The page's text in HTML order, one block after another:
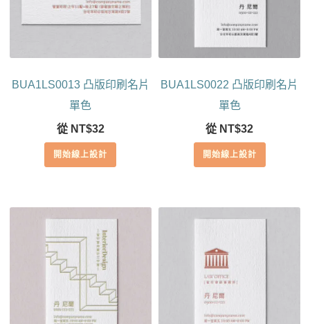
BUA1LS0013 凸版印刷名片
單色
從 NT$32
開始線上設計
BUA1LS0022 凸版印刷名片
單色
從 NT$32
開始線上設計